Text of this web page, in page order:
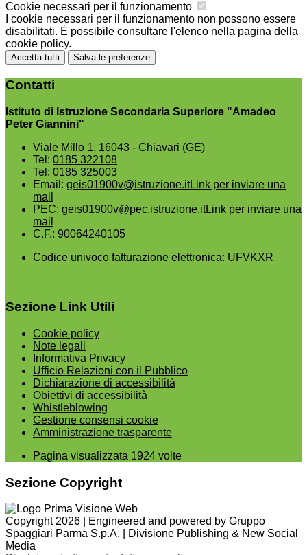
Cookie necessari per il funzionamento
I cookie necessari per il funzionamento non possono essere
disabilitati. È possibile consultare l'elenco nella pagina della
cookie policy.
Accetta tutti Salva le preferenze
Contatti
Istituto di Istruzione Secondaria Superiore "Amadeo
Peter Giannini"
Viale Millo 1, 16043 - Chiavari (GE)
Tel: 0185 322108
Tel: 0185 325003
Email: geis01900v@istruzione.itLink per inviare una
mail
PEC: geis01900v@pec.istruzione.itLink per inviare una
mail
C.F.: 90064240105
Codice univoco fatturazione elettronica: UFVKXR
Sezione Link Utili
Cookie policy
Note legali
Informativa Privacy
Ufficio Relazioni con il Pubblico
Dichiarazione di accessibilità
Obiettivi di accessibilità
Whistleblowing
Gestione consensi cookie
Amministrazione trasparente
Pagina visualizzata 1924 volte
Sezione Copyright
Copyright 2026 | Engineered and powered by Gruppo
Spaggiari Parma S.p.A. | Divisione Publishing & New Social
Media